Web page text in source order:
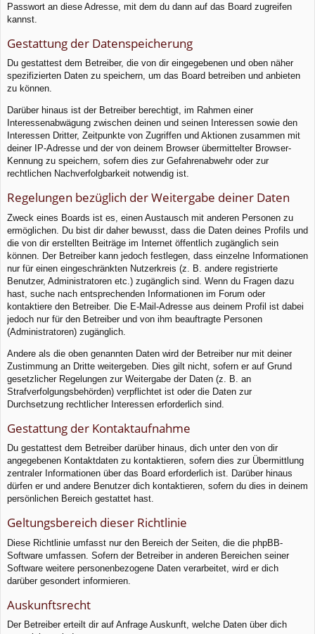
Passwort an diese Adresse, mit dem du dann auf das Board zugreifen
kannst.
Gestattung der Datenspeicherung
Du gestattest dem Betreiber, die von dir eingegebenen und oben näher
spezifizierten Daten zu speichern, um das Board betreiben und anbieten
zu können.
Darüber hinaus ist der Betreiber berechtigt, im Rahmen einer
Interessenabwägung zwischen deinen und seinen Interessen sowie den
Interessen Dritter, Zeitpunkte von Zugriffen und Aktionen zusammen mit
deiner IP-Adresse und der von deinem Browser übermittelter Browser-
Kennung zu speichern, sofern dies zur Gefahrenabwehr oder zur
rechtlichen Nachverfolgbarkeit notwendig ist.
Regelungen bezüglich der Weitergabe deiner Daten
Zweck eines Boards ist es, einen Austausch mit anderen Personen zu
ermöglichen. Du bist dir daher bewusst, dass die Daten deines Profils und
die von dir erstellten Beiträge im Internet öffentlich zugänglich sein
können. Der Betreiber kann jedoch festlegen, dass einzelne Informationen
nur für einen eingeschränkten Nutzerkreis (z. B. andere registrierte
Benutzer, Administratoren etc.) zugänglich sind. Wenn du Fragen dazu
hast, suche nach entsprechenden Informationen im Forum oder
kontaktiere den Betreiber. Die E-Mail-Adresse aus deinem Profil ist dabei
jedoch nur für den Betreiber und von ihm beauftragte Personen
(Administratoren) zugänglich.
Andere als die oben genannten Daten wird der Betreiber nur mit deiner
Zustimmung an Dritte weitergeben. Dies gilt nicht, sofern er auf Grund
gesetzlicher Regelungen zur Weitergabe der Daten (z. B. an
Strafverfolgungsbehörden) verpflichtet ist oder die Daten zur
Durchsetzung rechtlicher Interessen erforderlich sind.
Gestattung der Kontaktaufnahme
Du gestattest dem Betreiber darüber hinaus, dich unter den von dir
angegebenen Kontaktdaten zu kontaktieren, sofern dies zur Übermittlung
zentraler Informationen über das Board erforderlich ist. Darüber hinaus
dürfen er und andere Benutzer dich kontaktieren, sofern du dies in deinem
persönlichen Bereich gestattet hast.
Geltungsbereich dieser Richtlinie
Diese Richtlinie umfasst nur den Bereich der Seiten, die die phpBB-
Software umfassen. Sofern der Betreiber in anderen Bereichen seiner
Software weitere personenbezogene Daten verarbeitet, wird er dich
darüber gesondert informieren.
Auskunftsrecht
Der Betreiber erteilt dir auf Anfrage Auskunft, welche Daten über dich